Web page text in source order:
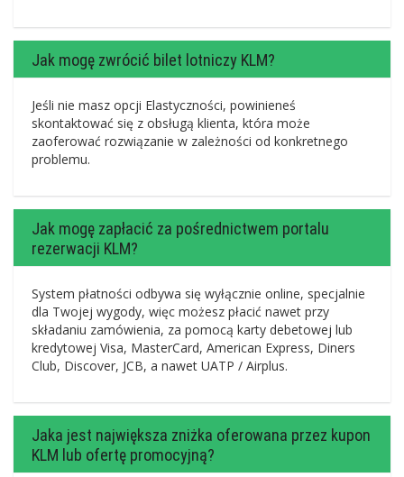
Jak mogę zwrócić bilet lotniczy KLM?
Jeśli nie masz opcji Elastyczności, powinieneś
skontaktować się z obsługą klienta, która może
zaoferować rozwiązanie w zależności od konkretnego
problemu.
Jak mogę zapłacić za pośrednictwem portalu
rezerwacji KLM?
System płatności odbywa się wyłącznie online, specjalnie
dla Twojej wygody, więc możesz płacić nawet przy
składaniu zamówienia, za pomocą karty debetowej lub
kredytowej Visa, MasterCard, American Express, Diners
Club, Discover, JCB, a nawet UATP / Airplus.
Jaka jest największa zniżka oferowana przez kupon
KLM lub ofertę promocyjną?